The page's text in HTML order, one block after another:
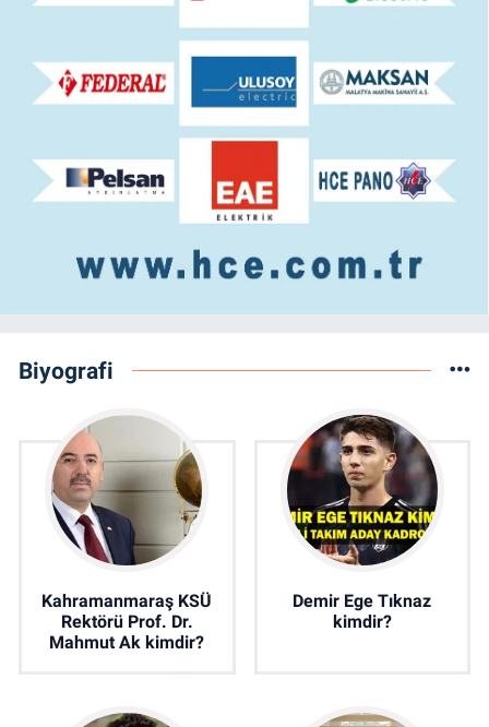
Biyografi
Kahramanmaraş KSÜ
Rektörü Prof. Dr.
Mahmut Ak kimdir?
Demir Ege Tıknaz
kimdir?